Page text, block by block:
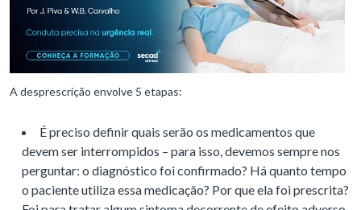
A desprescrição envolve 5 etapas:
É preciso definir quais serão os medicamentos que
devem ser interrompidos – para isso, devemos sempre nos
perguntar: o diagnóstico foi confirmado? Há quanto tempo
o paciente utiliza essa medicação? Por que ela foi prescrita?